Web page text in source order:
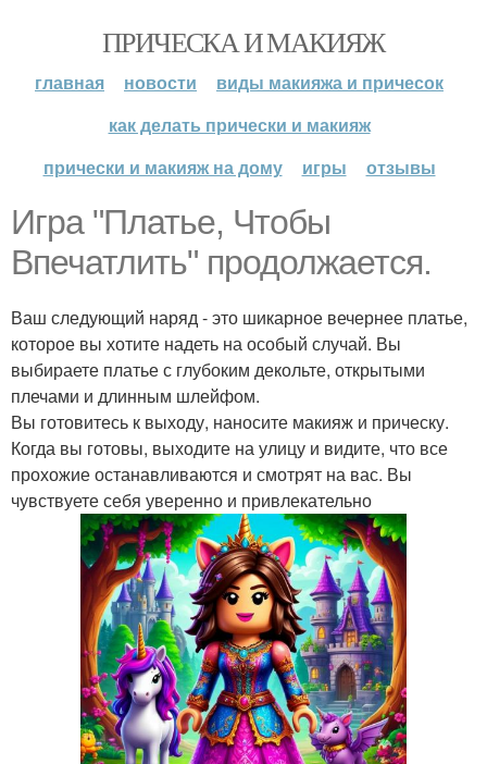
ПРИЧЕСКА И МАКИЯЖ
главная новости
виды макияжа и причесок
как делать прически и макияж
прически и макияж на дому
игры отзывы
Игра "Платье, Чтобы
Впечатлить" продолжается.
Ваш следующий наряд - это шикарное вечернее платье,
которое вы хотите надеть на особый случай. Вы
выбираете платье с глубоким декольте, открытыми
плечами и длинным шлейфом.
Вы готовитесь к выходу, наносите макияж и прическу.
Когда вы готовы, выходите на улицу и видите, что все
прохожие останавливаются и смотрят на вас. Вы
чувствуете себя уверенно и привлекательно